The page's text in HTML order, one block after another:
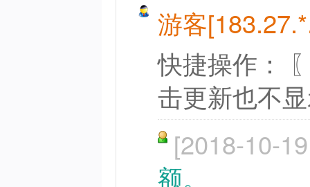
游客
快捷操作：
击更新也不
[2018-10-
额。